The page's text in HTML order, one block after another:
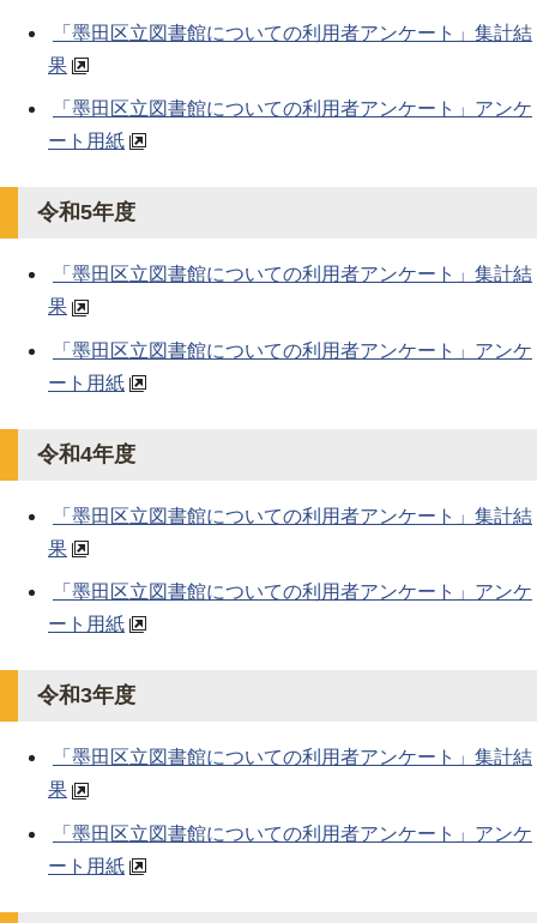
「墨田区立図書館についての利用者アンケート」集計結
果
「墨田区立図書館についての利用者アンケート」アンケ
ート用紙
令和5年度
「墨田区立図書館についての利用者アンケート」集計結
果
「墨田区立図書館についての利用者アンケート」アンケ
ート用紙
令和4年度
「墨田区立図書館についての利用者アンケート」集計結
果
「墨田区立図書館についての利用者アンケート」アンケ
ート用紙
令和3年度
「墨田区立図書館についての利用者アンケート」集計結
果
「墨田区立図書館についての利用者アンケート」アンケ
ート用紙